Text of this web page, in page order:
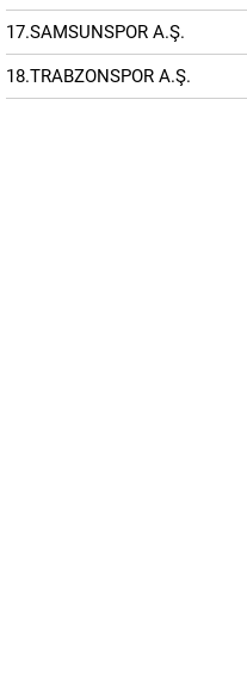
17.SAMSUNSPOR A.Ş.
18.TRABZONSPOR A.Ş.